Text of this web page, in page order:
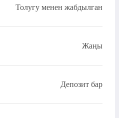
Толугу менен жабдылган
Жаңы
Депозит бар